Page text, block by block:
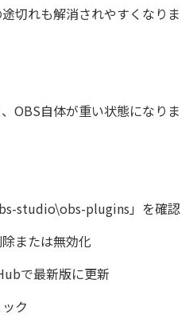
切れも解消されやすくなりま
OBS自体が重い状態になりま
studio\obs-plugins」を確認
または無効化
で最新版に更新
ク